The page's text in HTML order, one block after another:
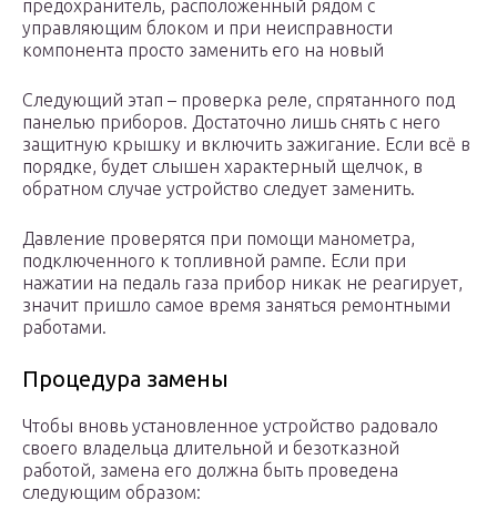
предохранитель, расположенный рядом с
управляющим блоком и при неисправности
компонента просто заменить его на новый
Следующий этап – проверка реле, спрятанного под
панелью приборов. Достаточно лишь снять с него
защитную крышку и включить зажигание. Если всё в
порядке, будет слышен характерный щелчок, в
обратном случае устройство следует заменить.
Давление проверятся при помощи манометра,
подключенного к топливной рампе. Если при
нажатии на педаль газа прибор никак не реагирует,
значит пришло самое время заняться ремонтными
работами.
Процедура замены
Чтобы вновь установленное устройство радовало
своего владельца длительной и безотказной
работой, замена его должна быть проведена
следующим образом: